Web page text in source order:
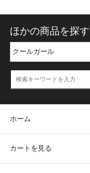
ほかの商品を探す
ホーム
カートを見る